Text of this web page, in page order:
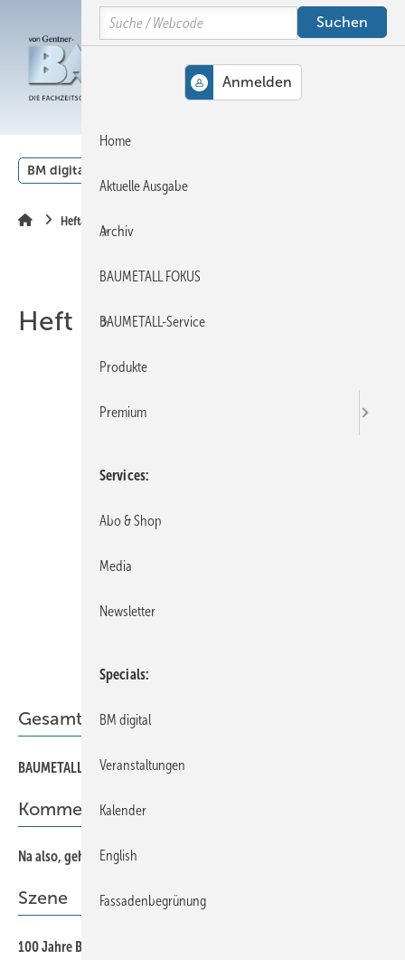
Hauptinhalt
Hauptmenü
SiteSearch
BM digital
Heftarchiv
Heft 08-2024
Gesamt-PDF der Ausgabe
BAUMETALL 08/2024 als PDF
Kommentar
Na al so, geht doch...
Szene
100 Jahre Buck Handwerks- und Meistertradition
Search
Home
Aktuelle Ausgabe
Archiv
BAUMETALL FOKUS
BAUMETALL-Service
Produkte
Premium
Services
Abo & Shop
Media
Newsletter
Specials
BM digital
Veranstaltungen
Kalender
English
Fassadenbegrünung